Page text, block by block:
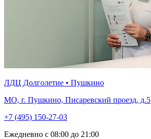
ЛДЦ Долголетие • Пушкино
МО, г. Пушкино, Писаревский проезд, д.5
+7 (495) 150-27-03
Ежедневно с 08:00 до 21:00